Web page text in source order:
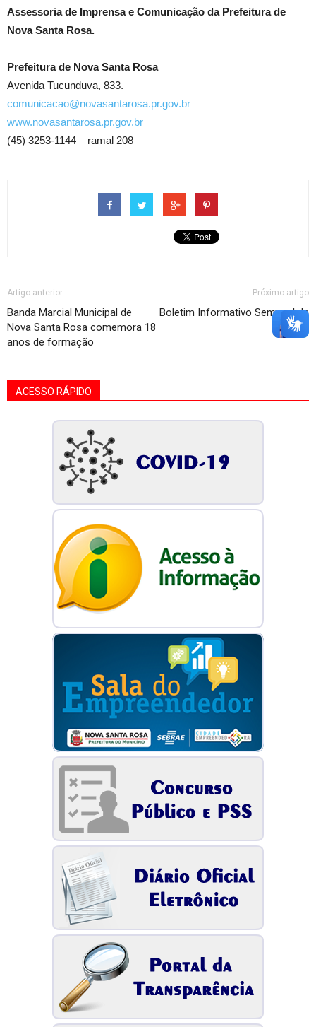
Assessoria de Imprensa e Comunicação da Prefeitura de
Nova Santa Rosa.
Prefeitura de Nova Santa Rosa
Avenida Tucunduva, 833.
comunicacao@novasantarosa.pr.gov.br
www.novasantarosa.pr.gov.br
(45) 3253-1144 – ramal 208
Artigo anterior
Banda Marcial Municipal de
Nova Santa Rosa comemora 18
anos de formação
Próximo artigo
Boletim Informativo Semanal da
Dengue
ACESSO RÁPIDO